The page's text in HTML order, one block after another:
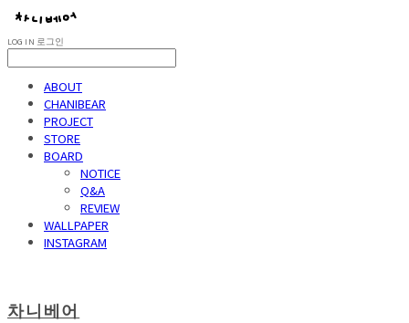
LOG IN 로그인
ABOUT
CHANIBEAR
PROJECT
STORE
BOARD
NOTICE
Q&A
REVIEW
WALLPAPER
INSTAGRAM
차니베어